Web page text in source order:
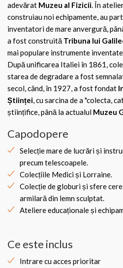
adevărat Muzeu al Fizicii. În
construiau noi echipamente, au
inventatori de mare anvergură,
a fost construită Tribuna lui
mai populare instrumente
După unificarea Italiei în 1861,
starea de degradare a fost
secol, când, în 1927, a fost fondat
Științei, cu sarcina de a "colecta,
științifice, până la actualul Muzeu
Capodopere
Selecție mare de lucrări și
precum telescoapele.
Colecțiile Medici și Lorraine.
Colecție de globuri și sfere
armilară din lemn sculptat.
Ateliere educaționale și
Ce este inclus
Intrare cu acces prioritar